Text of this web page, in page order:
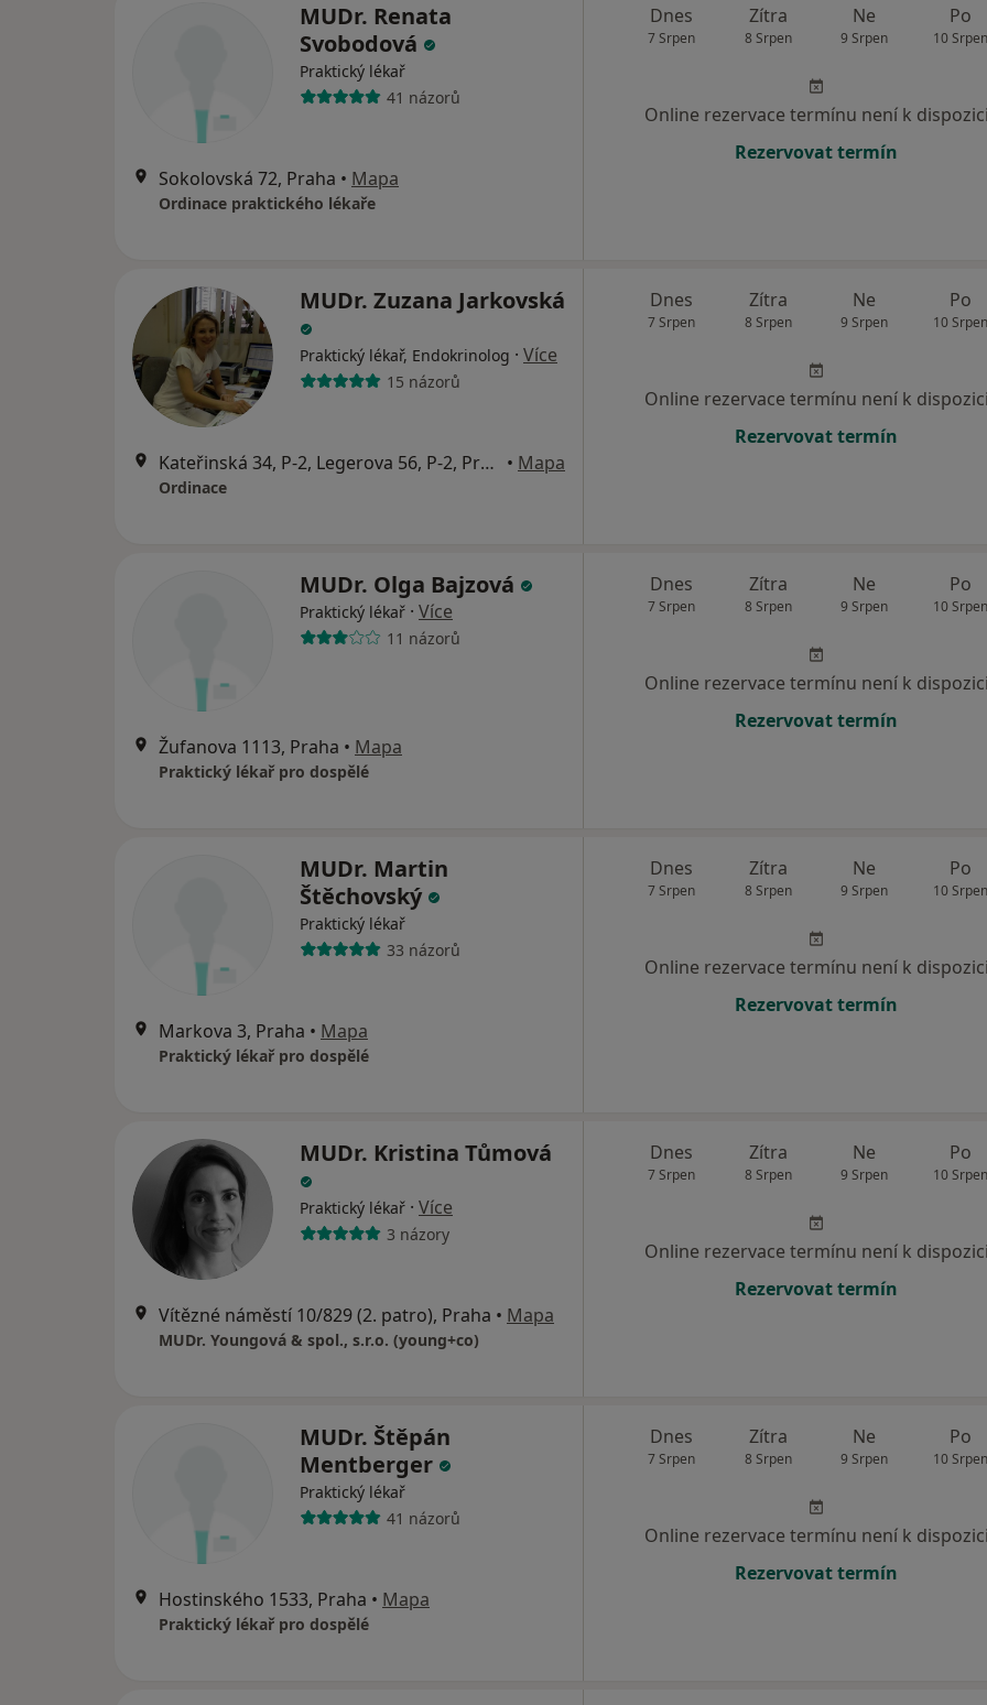
MUDr. Renata
Svobodová
Praktický lékař
41 názorů
Sokolovská 72, Praha • Mapa
Ordinace praktického lékaře
Dnes
7 Srpen
Zítra
8 Srpen
Ne
9 Srpen
Po
10 Srpen
Online rezervace termínu není k dispozici
Rezervovat termín
MUDr. Zuzana Jarkovská
Praktický lékař, Endokrinolog · Více
15 názorů
Kateřinská 34, P-2, Legerova 56, P-2, Praha • Mapa
Ordinace
Dnes
7 Srpen
Zítra
8 Srpen
Ne
9 Srpen
Po
10 Srpen
Online rezervace termínu není k dispozici
Rezervovat termín
MUDr. Olga Bajzová
Praktický lékař · Více
11 názorů
Žufanova 1113, Praha • Mapa
Praktický lékař pro dospělé
Dnes
7 Srpen
Zítra
8 Srpen
Ne
9 Srpen
Po
10 Srpen
Online rezervace termínu není k dispozici
Rezervovat termín
MUDr. Martin
Štěchovský
Praktický lékař
33 názorů
Markova 3, Praha • Mapa
Praktický lékař pro dospělé
Dnes
7 Srpen
Zítra
8 Srpen
Ne
9 Srpen
Po
10 Srpen
Online rezervace termínu není k dispozici
Rezervovat termín
MUDr. Kristina Tůmová
Praktický lékař · Více
3 názory
Vítězné náměstí 10/829 (2. patro), Praha • Mapa
MUDr. Youngová & spol., s.r.o. (young+co)
Dnes
7 Srpen
Zítra
8 Srpen
Ne
9 Srpen
Po
10 Srpen
Online rezervace termínu není k dispozici
Rezervovat termín
MUDr. Štěpán
Mentberger
Praktický lékař
41 názorů
Hostinského 1533, Praha • Mapa
Praktický lékař pro dospělé
Dnes
7 Srpen
Zítra
8 Srpen
Ne
9 Srpen
Po
10 Srpen
Online rezervace termínu není k dispozici
Rezervovat termín